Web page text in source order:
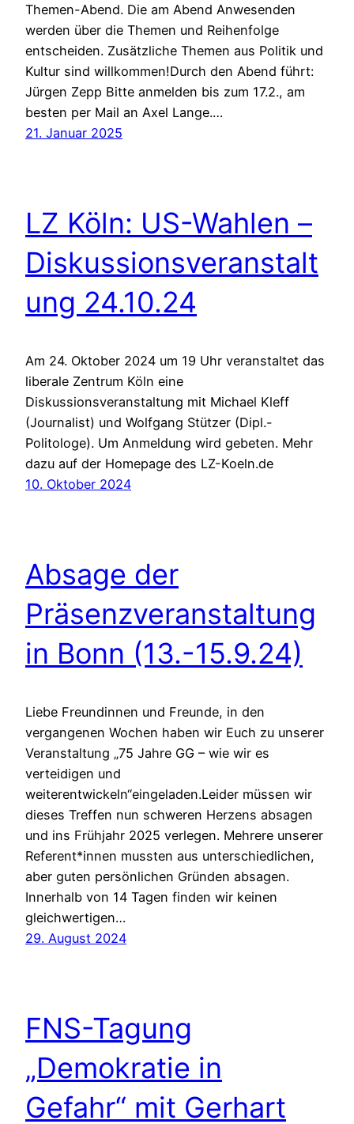
Themen-Abend. Die am Abend Anwesenden
werden über die Themen und Reihenfolge
entscheiden. Zusätzliche Themen aus Politik und
Kultur sind willkommen!Durch den Abend führt:
Jürgen Zepp Bitte anmelden bis zum 17.2., am
besten per Mail an Axel Lange.…
21. Januar 2025
LZ Köln: US-Wahlen –
Diskussionsveranstalt
ung 24.10.24
Am 24. Oktober 2024 um 19 Uhr veranstaltet das
liberale Zentrum Köln eine
Diskussionsveranstaltung mit Michael Kleff
(Journalist) und Wolfgang Stützer (Dipl.-
Politologe). Um Anmeldung wird gebeten. Mehr
dazu auf der Homepage des LZ-Koeln.de
10. Oktober 2024
Absage der
Präsenzveranstaltung
in Bonn (13.-15.9.24)
Liebe Freundinnen und Freunde, in den
vergangenen Wochen haben wir Euch zu unserer
Veranstaltung „75 Jahre GG – wie wir es
verteidigen und
weiterentwickeln“eingeladen.Leider müssen wir
dieses Treffen nun schweren Herzens absagen
und ins Frühjahr 2025 verlegen. Mehrere unserer
Referent*innen mussten aus unterschiedlichen,
aber guten persönlichen Gründen absagen.
Innerhalb von 14 Tagen finden wir keinen
gleichwertigen…
29. August 2024
FNS-Tagung
„Demokratie in
Gefahr“ mit Gerhart